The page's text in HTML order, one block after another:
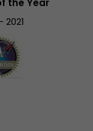
the Year
2021